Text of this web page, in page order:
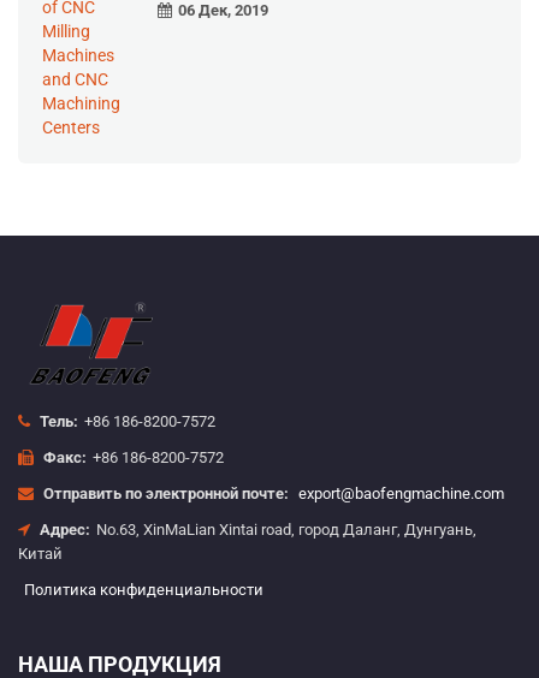
06 Дек, 2019
Тель: +86 186-8200-7572
Факс: +86 186-8200-7572
Отправить по электронной почте: export@baofengmachine.com
Адрес: No.63, XinMaLian Xintai road, город Даланг, Дунгуань,
Китай
Политика конфиденциальности
НАША ПРОДУКЦИЯ